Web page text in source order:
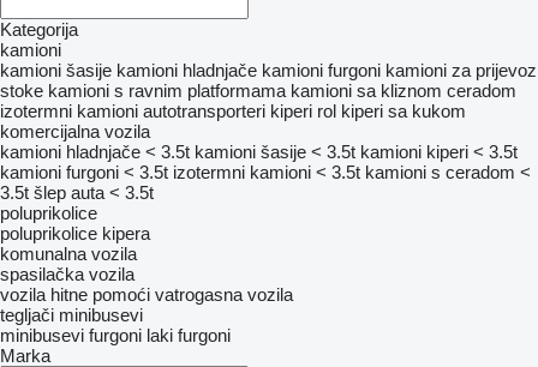
Kategorija
kamioni
kamioni šasije kamioni hladnjače kamioni furgoni kamioni za prijevoz
stoke kamioni s ravnim platformama kamioni sa kliznom ceradom
izotermni kamioni autotransporteri kiperi rol kiperi sa kukom
komercijalna vozila
kamioni hladnjače < 3.5t kamioni šasije < 3.5t kamioni kiperi < 3.5t
kamioni furgoni < 3.5t izotermni kamioni < 3.5t kamioni s ceradom <
3.5t šlep auta < 3.5t
poluprikolice
poluprikolice kipera
komunalna vozila
spasilačka vozila
vozila hitne pomoći vatrogasna vozila
tegljači minibusevi
minibusevi furgoni laki furgoni
Marka